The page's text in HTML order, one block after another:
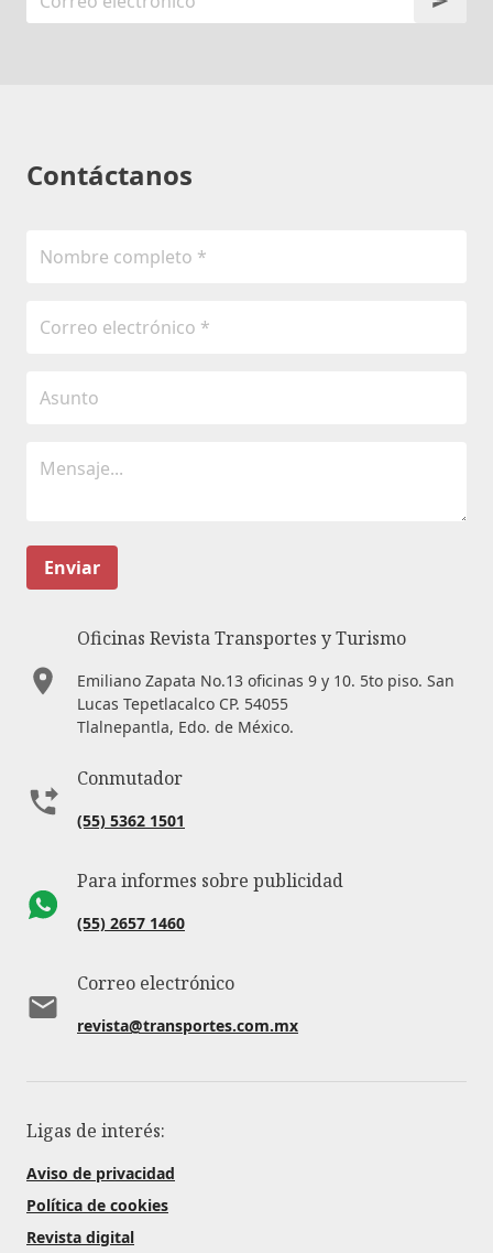
Contáctanos
Enviar
Oficinas Revista Transportes y Turismo
Emiliano Zapata No.13 oficinas 9 y 10. 5to piso. San
Lucas Tepetlacalco CP. 54055
Tlalnepantla, Edo. de México.
Conmutador
(55) 5362 1501
Para informes sobre publicidad
(55) 2657 1460
Correo electrónico
revista@transportes.com.mx
Ligas de interés:
Aviso de privacidad
Política de cookies
Revista digital